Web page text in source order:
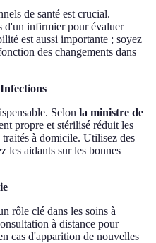
de santé est crucial.
d'un infirmier pour évaluer
est aussi importante ; soyez
des changements dans
Selon la ministre de
propre et stérilisé réduit les
à domicile. Utilisez des
les aidants sur les bonnes
rôle clé dans les soins à
à distance pour
cas d'apparition de nouvelles